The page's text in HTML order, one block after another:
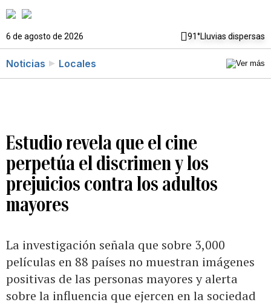
6 de agosto de 2026 91°Lluvias dispersas
Noticias Locales
Estudio revela que el cine
perpetúa el discrimen y los
prejuicios contra los adultos
mayores
La investigación señala que sobre 3,000
películas en 88 países no muestran imágenes
positivas de las personas mayores y alerta
sobre la influencia que ejercen en la sociedad